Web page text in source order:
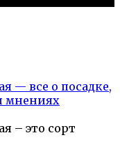
— все о посадке,
мнениях
– это сорт